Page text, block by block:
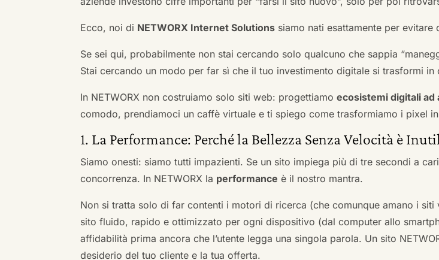
Ecco, noi di NETWORX Internet Solutions siamo nati esattamente per evitare
Se sei qui, probabilmente non stai cercando solo qualcuno che sappia
Stai cercando un modo per far sì che il tuo investimento digitale si trasformi
In NETWORX non costruiamo solo siti web: progettiamoecosistemi digitali ad
comodo, prendiamoci un caffè virtuale e ti spiego come trasformiamo i pixel
1. La Performance: Perché la Bellezza Senza Velocità è
Siamo onesti: siamo tutti impazienti. Se un sito impiega più di tre secondi a
concorrenza. In NETWORX la performance è il nostro mantra.
Non si tratta solo di far contenti i motori di ricerca (che comunque amano i
sito fluido, rapido e ottimizzato per ogni dispositivo (dal computer allo
affidabilità prima ancora che l’utente legga una singola parola. Un sito
desiderio del tuo cliente e la tua offerta.